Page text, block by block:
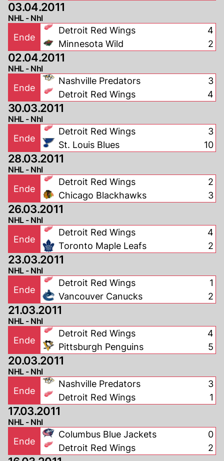
03.04.2011
NHL - Nhl
Ende
Detroit Red Wings
Minnesota Wild
4
2
02.04.2011
NHL - Nhl
Ende
Nashville Predators
Detroit Red Wings
3
4
30.03.2011
NHL - Nhl
Ende
Detroit Red Wings
St. Louis Blues
3
10
28.03.2011
NHL - Nhl
Ende
Detroit Red Wings
Chicago Blackhawks
2
3
26.03.2011
NHL - Nhl
Ende
Detroit Red Wings
Toronto Maple Leafs
4
2
23.03.2011
NHL - Nhl
Ende
Detroit Red Wings
Vancouver Canucks
1
2
21.03.2011
NHL - Nhl
Ende
Detroit Red Wings
Pittsburgh Penguins
4
5
20.03.2011
NHL - Nhl
Ende
Nashville Predators
Detroit Red Wings
3
1
17.03.2011
NHL - Nhl
Ende
Columbus Blue Jackets
Detroit Red Wings
0
2